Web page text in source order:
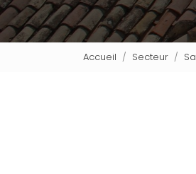
Accueil Secteur